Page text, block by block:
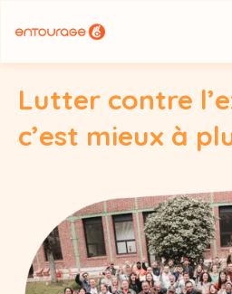
Lutter contre
c’est mieux à